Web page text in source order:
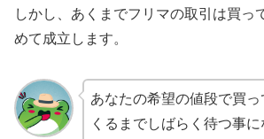
しかし、あくまでフリマの取引は買っ
めて成立します。
あなたの希望の値段で買
くるまでしばらく待つ事